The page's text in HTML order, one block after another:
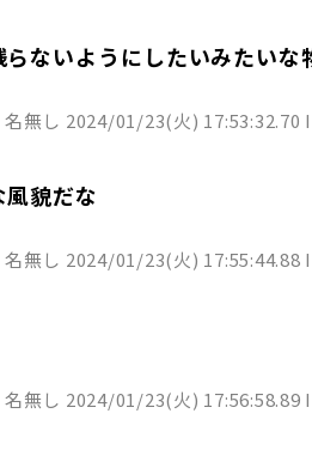
ないようにしたいみたいな
無し 2024/01/23(火) 17:53:32.70
貌だな
無し 2024/01/23(火) 17:55:44.88
無し 2024/01/23(火) 17:56:58.89